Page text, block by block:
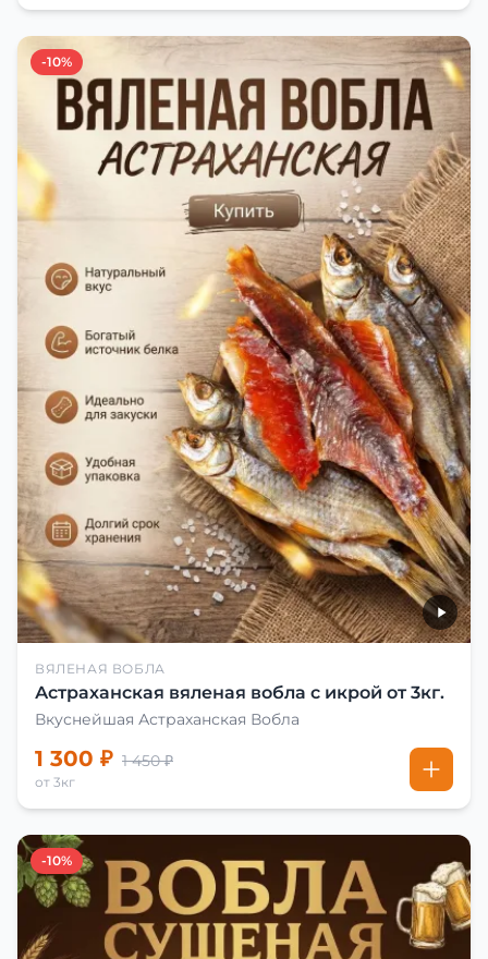
-10%
ВЯЛЕНАЯ ВОБЛА
Астраханская вяленая вобла с икрой от 3кг.
Вкуснейшая Астраханская Вобла
1 300 ₽ 1 450 ₽
от 3кг
-10%